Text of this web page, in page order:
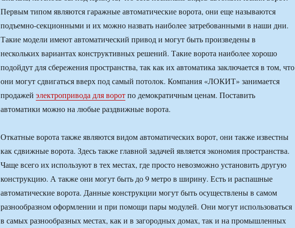
Первым типом являются гаражные автоматические ворота, они еще называются
подъемно-секционными и их можно назвать наиболее затребованными в наши дни.
Такие модели имеют автоматический привод и могут быть произведены в
нескольких вариантах конструктивных решений. Такие ворота наиболее хорошо
подойдут для сбережения пространства, так как их автоматика заключается в том, что
они могут сдвигаться вверх под самый потолок. Компания «ЛОКИТ» занимается
продажей электропривода для воротпо демократичным ценам. Поставить
автоматики можно на любые раздвижные ворота.
Откатные ворота также являются видом автоматических ворот, они также известны
как сдвижные ворота. Здесь также главной задачей является экономия пространства.
Чаще всего их используют в тех местах, где просто невозможно установить другую
конструкцию. А также они могут быть до 9 метро в ширину. Есть и распашные
автоматические ворота. Данные конструкции могут быть осуществлены в самом
разнообразном оформлении и при помощи пары модулей. Они могут использоваться
в самых разнообразных местах, как и в загородных домах, так и на промышленных